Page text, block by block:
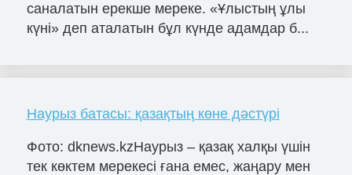
саналатын ерекше мереке. «Ұлыстың ұлы
күні» деп аталатын бұл күнде адамдар б...
Наурыз батасы: қазақтың көне дәстүрі
Фото: dknews.kzНаурыз – қазақ халқы үшін
тек көктем мерекесі ғана емес, жаңару мен